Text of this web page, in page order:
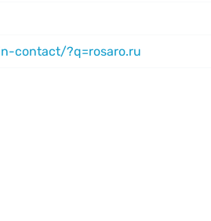
contact/?q=rosaro.ru